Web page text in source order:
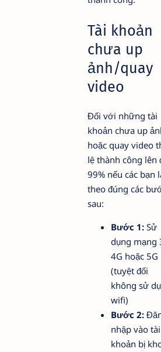
Tài khoản
chưa up
ảnh/quay
video
Đối với những tài
khoản chưa up
hoặc quay video
lệ thành công lên
99% nếu các bạn
theo đúng các
sau:
Bước 1: Sử
dụng mạng
4G hoặc 5G
(tuyệt đối
không sử
wifi)
Bước 2:
nhập vào tài
khoản bị